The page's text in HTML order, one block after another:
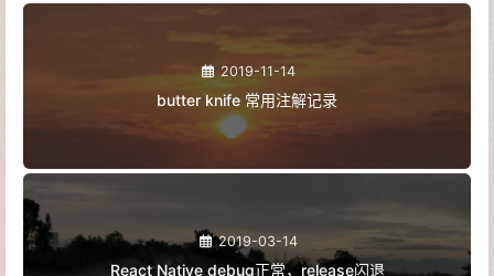
2019-11-14
butter knife 常用注解记录
2019-03-14
React Native debug正常，release闪退